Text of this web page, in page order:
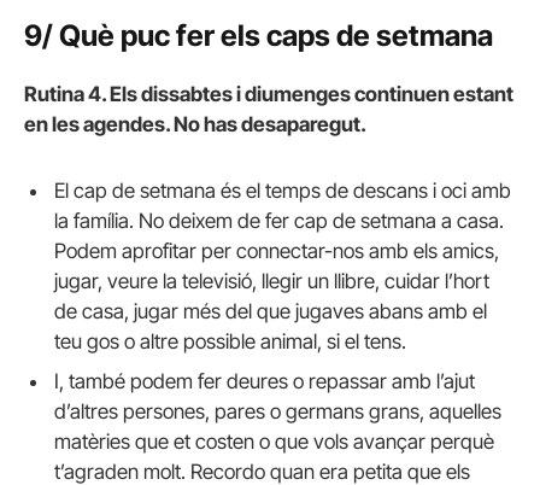
9/ Què puc fer els caps de setmana
Rutina 4. Els dissabtes i diumenges continuen estant
en les agendes. No has desaparegut.
El cap de setmana és el temps de descans i oci amb
la família. No deixem de fer cap de setmana a casa.
Podem aprofitar per connectar-nos amb els amics,
jugar, veure la televisió, llegir un llibre, cuidar l’hort
de casa, jugar més del que jugaves abans amb el
teu gos o altre possible animal, si el tens.
I, també podem fer deures o repassar amb l’ajut
d’altres persones, pares o germans grans, aquelles
matèries que et costen o que vols avançar perquè
t’agraden molt. Recordo quan era petita que els